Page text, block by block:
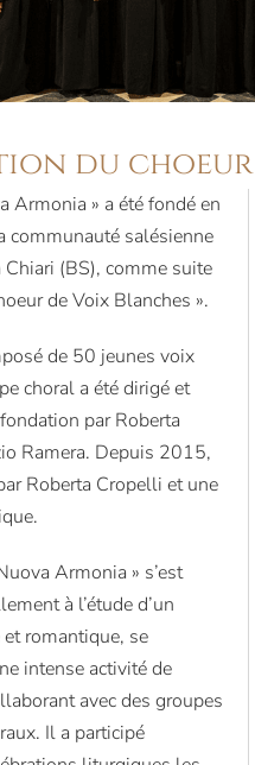
du choeur
Armonia » a été fondé en
communauté salésienne
Chiari (BS), comme suite
de Voix Blanches ».
de 50 jeunes voix
choral a été dirigé et
par Roberta
Ramera. Depuis 2015,
Roberta Cropelli et une
Armonia » s’est
à l’étude d’un
romantique, se
intense activité de
avec des groupes
Il a participé